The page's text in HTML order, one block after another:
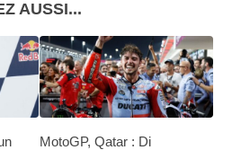
AUSSI...
MotoGP, Qatar : Di